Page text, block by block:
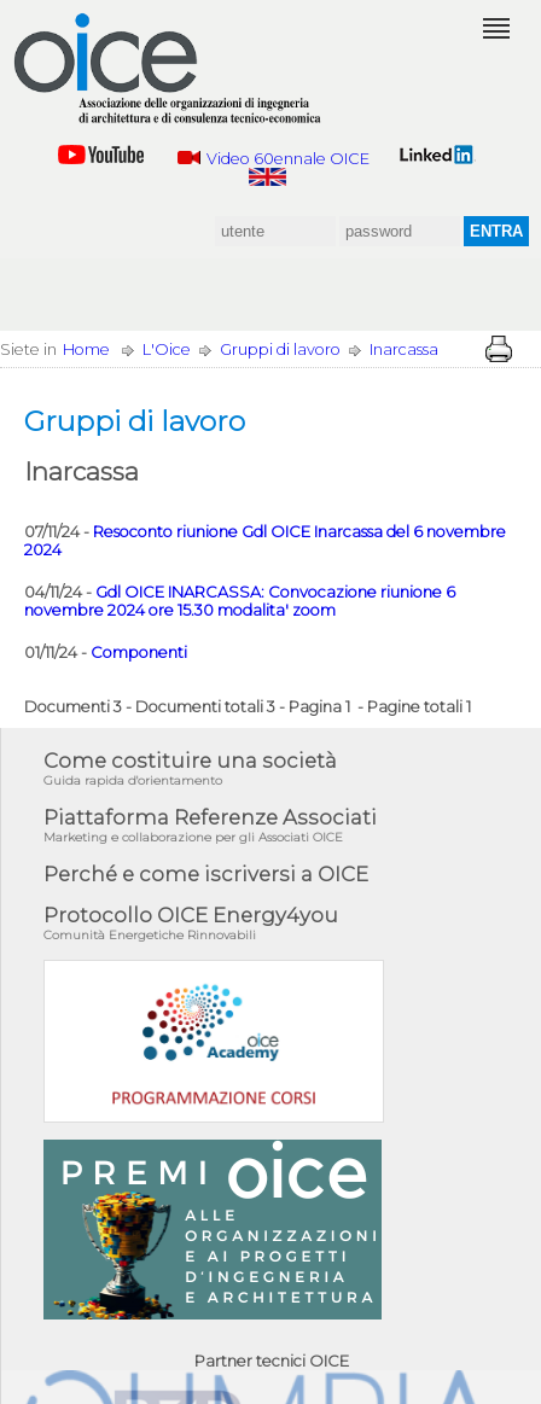
Video 60ennale OICE
Siete in Home L'Oice Gruppi di lavoro Inarcassa
Gruppi di lavoro
Inarcassa
07/11/24 - Resoconto riunione Gdl OICE Inarcassa del 6 novembre
2024
04/11/24 - Gdl OICE INARCASSA: Convocazione riunione 6
novembre 2024 ore 15.30 modalita' zoom
01/11/24 - Componenti
Documenti 3 - Documenti totali 3 - Pagina 1 - Pagine totali 1
Come costituire una società
Guida rapida d'orientamento
Piattaforma Referenze Associati
Marketing e collaborazione per gli Associati OICE
Perché e come iscriversi a OICE
Protocollo OICE Energy4you
Comunità Energetiche Rinnovabili
Partner tecnici OICE